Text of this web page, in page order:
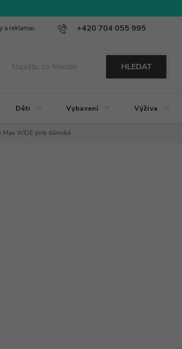
+420 704 055 995
a reklamace
HLEDAT
Děti Vybavení Výživa
Max WIDE pink dámské